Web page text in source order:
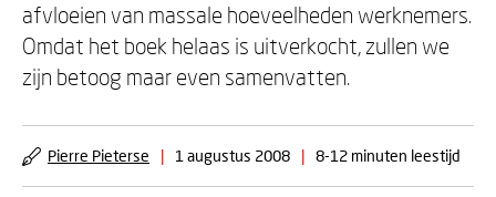
afvloeien van massale hoeveelheden werknemers.
Omdat het boek helaas is uitverkocht, zullen we
zijn betoog maar even samenvatten.
Pierre Pieterse | 1 augustus 2008 | 8-12 minuten leestijd